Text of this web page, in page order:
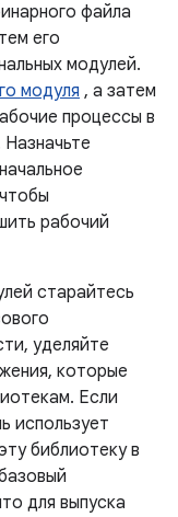
файла
его
модулей.
модуля , а затем
процессы в
рабочий
старайтесь
уделяйте
которые
Если
использует
библиотеку в
для выпуска